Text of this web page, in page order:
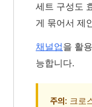
세트 구성도
게 묶어서 제
채널업을 활
능합니다.
주의: 크로